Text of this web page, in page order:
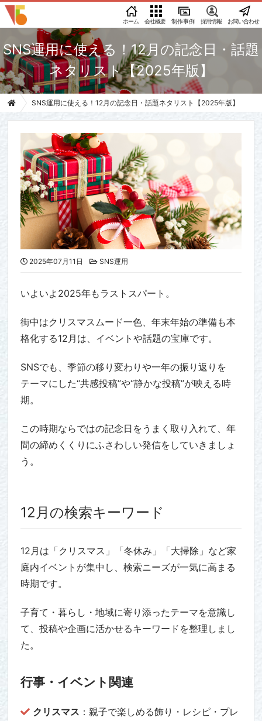
ホーム 会社概要 制作事例 採用情報 お問い合わせ
SNS運用に使える！12月の記念日・話題
ネタリスト【2025年版】
SNS運用に使える！12月の記念日・話題ネタリスト【2025年版】
2025年07月11日 SNS運用
いよいよ2025年もラストスパート。
街中はクリスマスムード一色、年末年始の準備も本
格化する12月は、イベントや話題の宝庫です。
SNSでも、季節の移り変わりや一年の振り返りを
テーマにした“共感投稿”や“静かな投稿”が映える時
期。
この時期ならではの記念日をうまく取り入れて、年
間の締めくくりにふさわしい発信をしていきましょ
う。
12月の検索キーワード
12月は「クリスマス」「冬休み」「大掃除」など家
庭内イベントが集中し、検索ニーズが一気に高まる
時期です。
子育て・暮らし・地域に寄り添ったテーマを意識し
て、投稿や企画に活かせるキーワードを整理しまし
た。
行事・イベント関連
クリスマス ：親子で楽しめる飾り・レシピ・プレ